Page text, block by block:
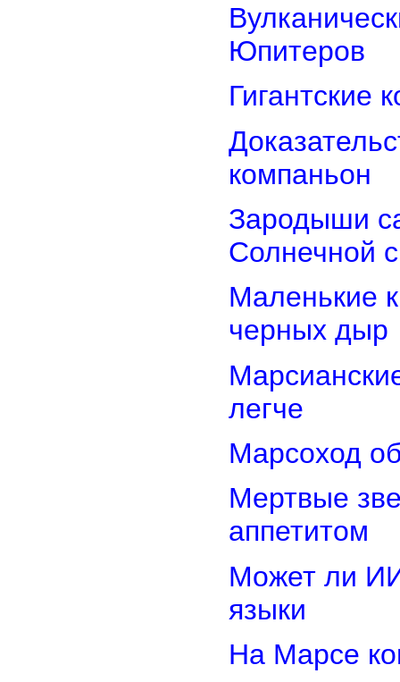
Юпитеров
Гигантские
компаньон
Зародыши
Солнечной
Маленькие
черных дыр
легче
Марсоход
Мертвые
аппетитом
Может ли
языки
На Марсе